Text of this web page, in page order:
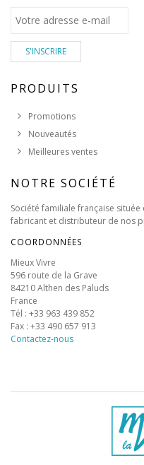
S'INSCRIRE
PRODUITS
Promotions
Nouveautés
Meilleures ventes
NOTRE SOCIÉTÉ
Société familiale française
fabricant et distributeur de nos
COORDONNÉES
Mieux Vivre
596 route de la Grave
84210 Althen des Paluds
France
Tél : +33 963 439 852
Fax : +33 490 657 913
Contactez-nous